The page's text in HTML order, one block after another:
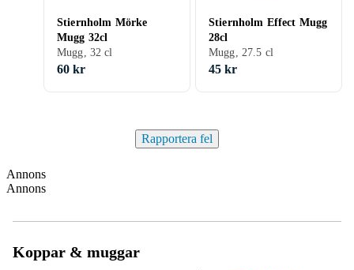
Stiernholm Mörke
Mugg 32cl
Mugg, 32 cl
60 kr
Stiernholm Effect Mugg
28cl
Mugg, 27.5 cl
45 kr
Rapportera fel
Annons
Annons
Koppar & muggar